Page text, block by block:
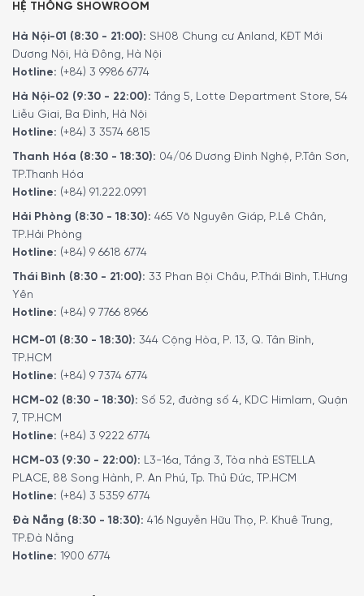
HỆ THỐNG SHOWROOM
Hà Nội-01 (8:30 - 21:00): SH08 Chung cư Anland, KĐT Mới
Dương Nội, Hà Đông, Hà Nội
Hotline: (+84) 3 9986 6774
Hà Nội-02 (9:30 - 22:00): Tầng 5, Lotte Department Store, 54
Liễu Giai, Ba Đình, Hà Nội
Hotline: (+84) 3 3574 6815
Thanh Hóa (8:30 - 18:30): 04/06 Dương Đình Nghệ, P.Tân Sơn,
TP.Thanh Hóa
Hotline: (+84) 91.222.0991
Hải Phòng (8:30 - 18:30): 465 Võ Nguyên Giáp, P.Lê Chân,
TP.Hải Phòng
Hotline: (+84) 9 6618 6774
Thái Bình (8:30 - 21:00): 33 Phan Bội Châu, P.Thái Bình, T.Hưng
Yên
Hotline: (+84) 9 7766 8966
HCM-01 (8:30 - 18:30): 344 Cộng Hòa, P. 13, Q. Tân Bình,
TP.HCM
Hotline: (+84) 9 7374 6774
HCM-02 (8:30 - 18:30): Số 52, đường số 4, KDC Himlam, Quận
7, TP.HCM
Hotline: (+84) 3 9222 6774
HCM-03 (9:30 - 22:00): L3-16a, Tầng 3, Tòa nhà ESTELLA
PLACE, 88 Song Hành, P. An Phú, Tp. Thủ Đức, TP.HCM
Hotline: (+84) 3 5359 6774
Đà Nẵng (8:30 - 18:30): 416 Nguyễn Hữu Thọ, P. Khuê Trung,
TP.Đà Nẵng
Hotline: 1900 6774